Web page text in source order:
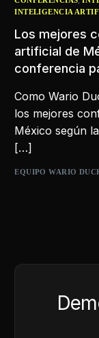
INTELIGENCIA
Los mejores
artificial de
conferencia
Como Wario
los mejores
México según
[…]
EQUIPO WARIO